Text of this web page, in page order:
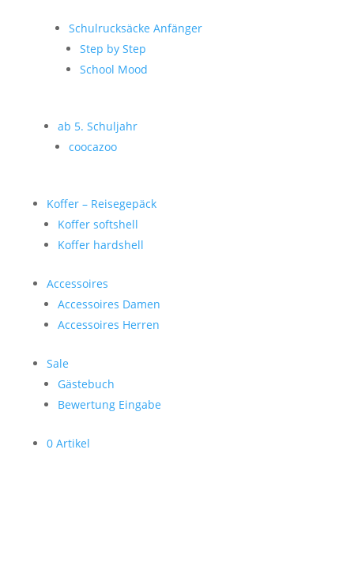
Schulrucksäcke Anfänger
Step by Step
School Mood
ab 5. Schuljahr
coocazoo
Koffer – Reisegepäck
Koffer softshell
Koffer hardshell
Accessoires
Accessoires Damen
Accessoires Herren
Sale
Gästebuch
Bewertung Eingabe
0 Artikel